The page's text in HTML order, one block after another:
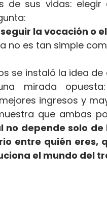
de sus vidas: elegir
la vocación o
no es tan simple
se instaló la idea
mirada
ingresos y
que ambas
no depende solo
entre quién eres,
el mundo del